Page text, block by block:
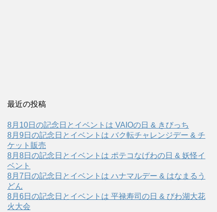
最近の投稿
8月10日の記念日とイベントは VAIOの日 & きびっち
8月9日の記念日とイベントは バク転チャレンジデー & チ
ケット販売
8月8日の記念日とイベントは ポテコなげわの日 & 妖怪イ
ベント
8月7日の記念日とイベントは ハナマルデー & はなまるう
どん
8月6日の記念日とイベントは 平禄寿司の日 & びわ湖大花
火大会